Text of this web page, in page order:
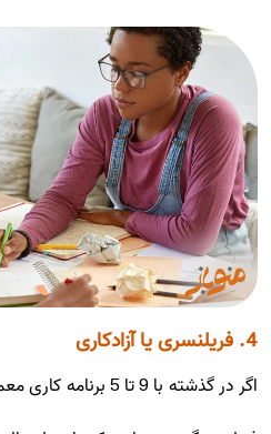
4. فریلنسری یا آزادکاری
اگر در گذشته با 9 تا